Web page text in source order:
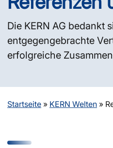
Die KERN AG bedankt
entgegengebrachte
erfolgreiche
Startseite » KERN Welten »